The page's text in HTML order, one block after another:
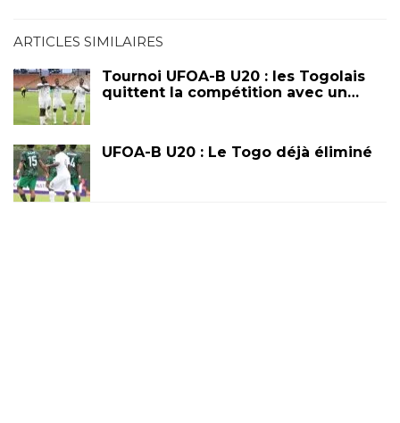
ARTICLES SIMILAIRES
Tournoi UFOA-B U20 : les Togolais
quittent la compétition avec un…
UFOA-B U20 : Le Togo déjà éliminé